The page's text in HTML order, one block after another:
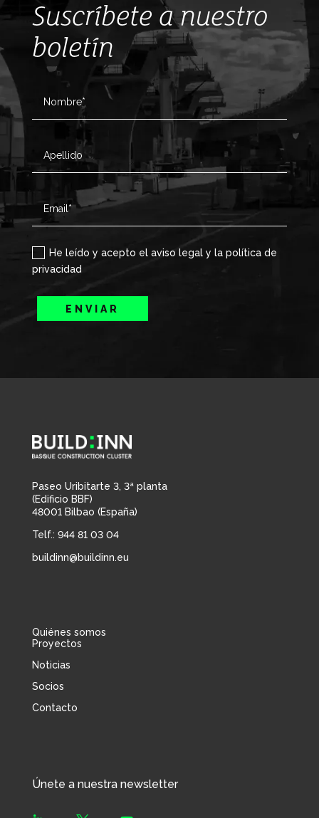
Suscríbete a nuestro
boletín
He leído y acepto el aviso legal y la política de
privacidad
ENVIAR
Paseo Uribitarte 3, 3ª planta
(Edificio BBF)
48001 Bilbao (España)
Telf.: 944 81 03 04
buildinn@buildinn.eu
Quiénes somos
Proyectos
Noticias
Socios
Contacto
Únete a nuestra newsletter